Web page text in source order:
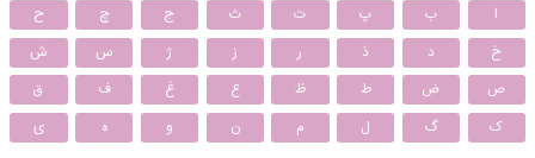
ا ب پ ت ث ج چ
ح
خ
د ذ ر ز ژ س
ش
ص
ض ط ظ ع غ ف
ق
ک
گ ل م ن و ه ی